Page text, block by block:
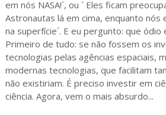
em nós NASA!´, ou ´ Eles ficam
Astronautas lá em cima, enquanto
na superfície´. E eu pergunto: que ódio
Primeiro de tudo: se não fossem os
tecnologias pelas agências espaciais,
modernas tecnologias, que facilitam
não existiriam. É preciso investir em
ciência. Agora, vem o mais absurdo...